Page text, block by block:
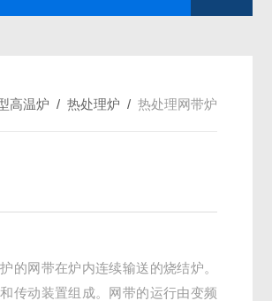
高温炉 / 热处理炉 / 热处理网带炉
的网带在炉内连续输送的烧结炉。
传动装置组成。网带的运行由变频